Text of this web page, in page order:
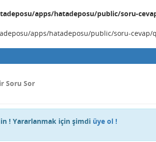
apps/hatadeposu/public/soru-
apps/hatadeposu/public/soru-cevap/
Soru Sor
! Yararlanmak için şimdi üye ol !